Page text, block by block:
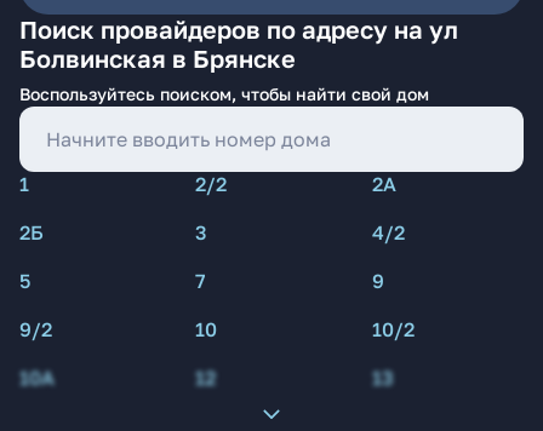
Поиск провайдеров по адресу на ул
Болвинская в Брянске
Воспользуйтесь поиском, чтобы найти свой дом
1 2/2
2А
2Б
3
4/2
5
7
9
9/2
10
10/2
10А
12 13